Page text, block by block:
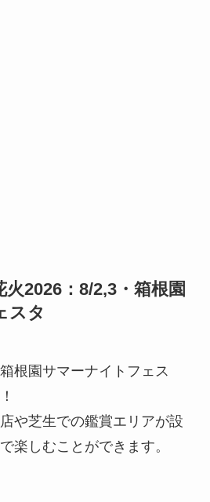
2026：8/2,3・箱根園
スタ
根園サマーナイトフェス
や芝生での鑑賞エリアが設
楽しむことができます。